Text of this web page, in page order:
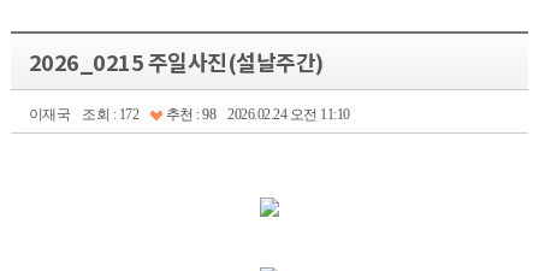
2026_0215 주일사진(설날주간)
이재국 조회 : 172 추천 : 98 2026.02.24 오전 11:10